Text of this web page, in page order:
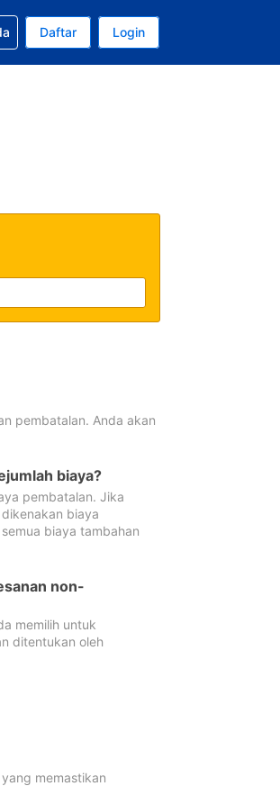
ini adalah Dolar Amerika Serikat
ini adalah Bahasa Indonesia
pemesanan Anda
Daftar Login
pembatalan. Anda akan
biaya?
pembatalan. Jika
biaya
biaya tambahan
non-
memilih untuk
ditentukan oleh
memastikan